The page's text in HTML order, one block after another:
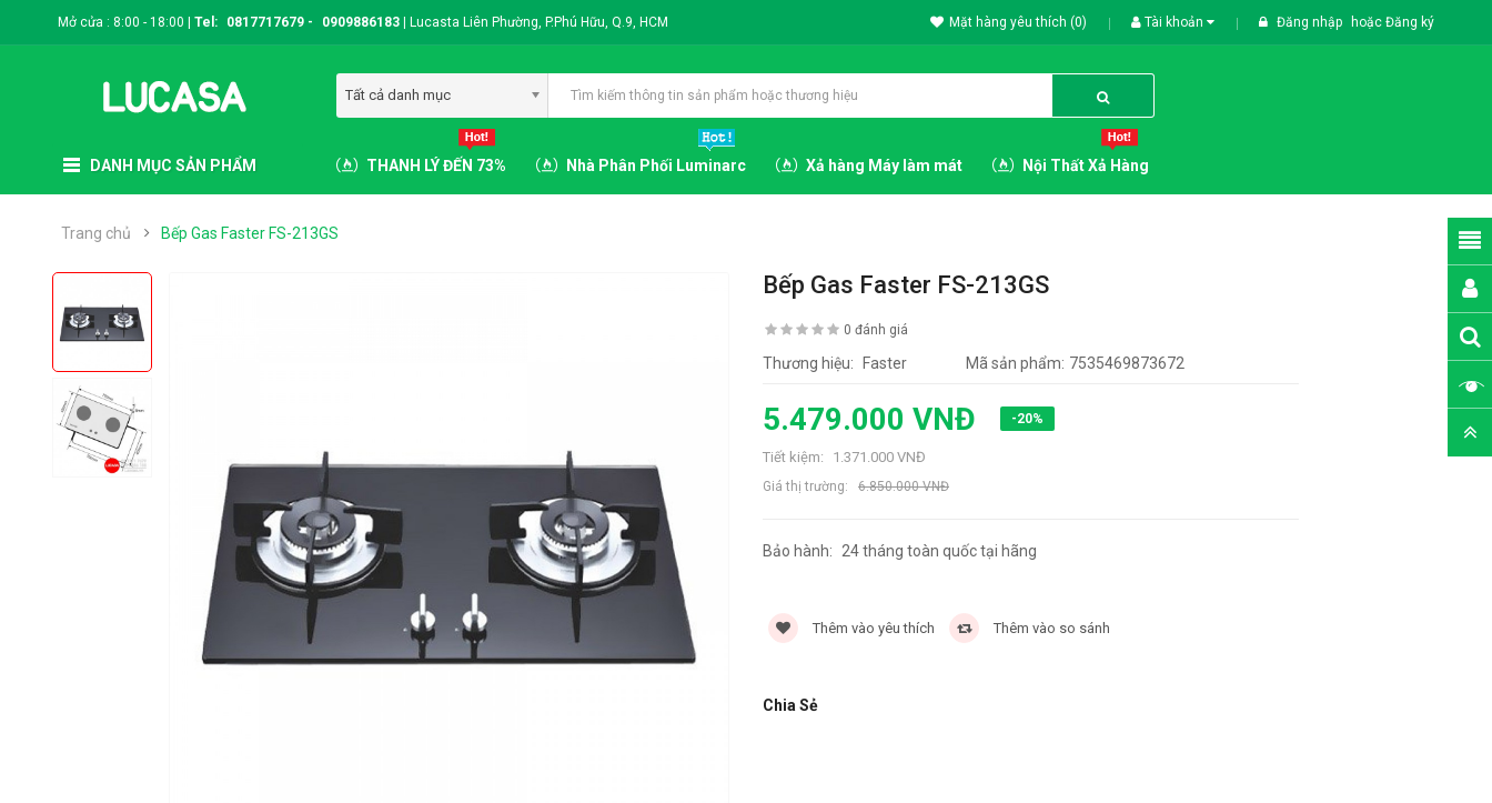
Mở cửa : 8:00 - 18:00 |Tel: 0817717679 - 0909886183 Lucasta Liên Phường, P.Phú Hữu, Q.9, HCM Mặt hàng yêu thích (0) Tài khoản Đăng nhập hoặc Đăng ký
Tất cả danh mục
DANH MỤC SẢN PHẨM THANH LÝ ĐẾN 73% Nhà Phân Phối Luminarc Xả hàng Máy làm mát Nội Thất Xả Hàng
Trang chủ Bếp Gas Faster FS-213GS
Bếp Gas Faster FS-213GS
0 đánh giá
Thương hiệu: Faster Mã sản phẩm: 7535469873672
5.479.000 VNĐ -20%
Tiết kiệm: 1.371.000 VNĐ
Giá thị trường: 6.850.000 VNĐ
Bảo hành: 24 tháng toàn quốc tại hãng
Thêm vào yêu thích Thêm vào so sánh
Chia Sẻ